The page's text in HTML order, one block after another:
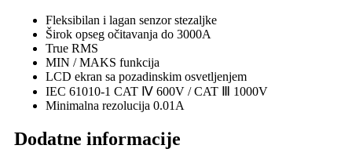
Fleksibilan i lagan senzor stezaljke
Širok opseg očitavanja do 3000A
True RMS
MIN / MAKS funkcija
LCD ekran sa pozadinskim osvetljenjem
IEC 61010-1 CAT Ⅳ 600V / CAT Ⅲ 1000V
Minimalna rezolucija 0.01A
Dodatne informacije